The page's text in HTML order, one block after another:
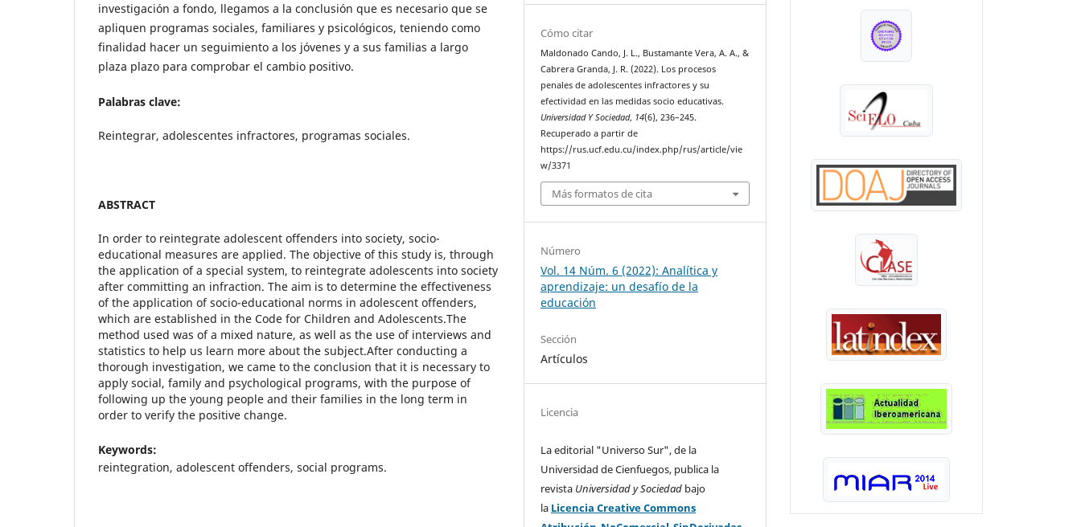
investigación a fondo, llegamos a la conclusión que es necesario que se
apliquen programas sociales, familiares y psicológicos, teniendo como
finalidad hacer un seguimiento a los jóvenes y a sus familias a largo
plaza plazo para comprobar el cambio positivo.
Palabras clave:
Reintegrar, adolescentes infractores, programas sociales.
ABSTRACT
In order to reintegrate adolescent offenders into society, socio-
educational measures are applied. The objective of this study is, through
the application of a special system, to reintegrate adolescents into society
after committing an infraction. The aim is to determine the effectiveness
of the application of socio-educational norms in adolescent offenders,
which are established in the Code for Children and Adolescents.The
method used was of a mixed nature, as well as the use of interviews and
statistics to help us learn more about the subject.After conducting a
thorough investigation, we came to the conclusion that it is necessary to
apply social, family and psychological programs, with the purpose of
following up the young people and their families in the long term in
order to verify the positive change.
Keywords:
reintegration, adolescent offenders, social programs.
Cómo citar
Maldonado Cando, J. L., Bustamante Vera, A. A., &
Cabrera Granda, J. R. (2022). Los procesos
penales de adolescentes infractores y su
efectividad en las medidas socio educativas.
Universidad Y Sociedad, 14(6), 236–245.
Recuperado a partir de
https://rus.ucf.edu.cu/index.php/rus/article/vie
w/3371
Más formatos de cita
Número
Vol. 14 Núm. 6 (2022): Analítica y
aprendizaje: un desafío de la
educación
Sección
Artículos
Licencia
La editorial "Universo Sur", de la
Universidad de Cienfuegos, publica la
revista Universidad y Sociedad bajo
la Licencia Creative Commons